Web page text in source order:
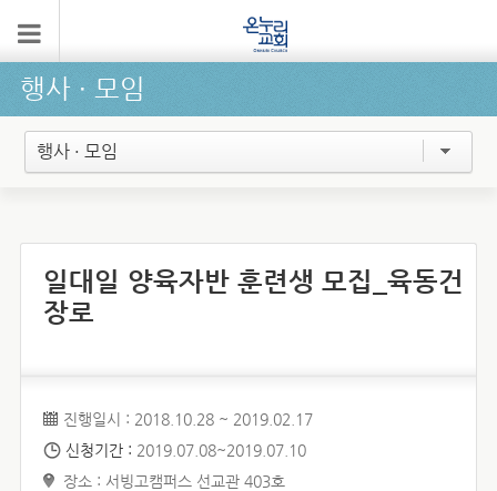
행사 ∙ 모임
행사 · 모임
일대일 양육자반 훈련생 모집_육동건
장로
진행일시 : 2018.10.28 ~ 2019.02.17
신청기간 : 2019.07.08~2019.07.10
장소 : 서빙고캠퍼스 선교관 403호